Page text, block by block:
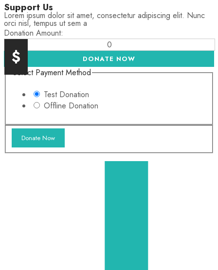
Support Us
Lorem ipsum dolor sit amet, consectetur adipiscing elit. Nunc
orci nisl, tempus ut sem a
Donation Amount:
$
0
DONATE NOW
Select Payment Method
Test Donation
Offline Donation